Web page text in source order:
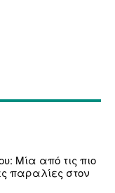
Μία από τις πιο
παραλίες στον